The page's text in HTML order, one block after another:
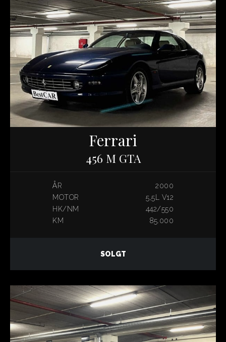
Ferrari
456 M GTA
ÅR
2000
MOTOR
5,5L V12
HK/NM
442/550
KM
85.000
SOLGT